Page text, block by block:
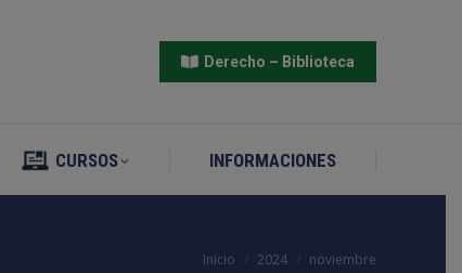
Derecho – Biblioteca
CURSOS INFORMACIONES
Estás aquí:
Inicio 2024 noviembre
INFORMACIONES